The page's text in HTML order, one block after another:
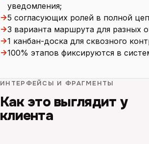
уведомления;
→5 согласующих ролей в полной
→3 варианта маршрута для разных
→1 канбан-доска для сквозного
→100% этапов фиксируются в
ИНТЕРФЕЙСЫ И ФРАГМЕНТЫ
Как это выглядит у
клиента